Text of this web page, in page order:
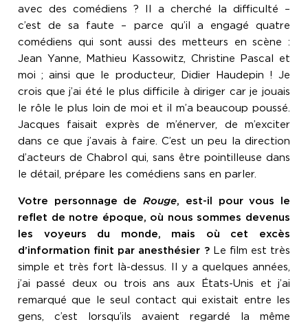
avec des comédiens ? Il a cherché la difficulté –
c’est de sa faute – parce qu’il a engagé quatre
comédiens qui sont aussi des metteurs en scène :
Jean Yanne, Mathieu Kassowitz, Christine Pascal et
moi ; ainsi que le producteur, Didier Haudepin ! Je
crois que j’ai été le plus difficile à diriger car je jouais
le rôle le plus loin de moi et il m’a beaucoup poussé.
Jacques faisait exprès de m’énerver, de m’exciter
dans ce que j’avais à faire. C’est un peu la direction
d’acteurs de Chabrol qui, sans être pointilleuse dans
le détail, prépare les comédiens sans en parler.
Votre personnage deRouge, est-il pour vous le
reflet de notre époque, où nous sommes devenus
les voyeurs du monde, mais où cet excès
d’information finit par anesthésier ?Le film est très
simple et très fort là-dessus. Il y a quelques années,
j’ai passé deux ou trois ans aux États-Unis et j’ai
remarqué que le seul contact qui existait entre les
gens, c’est lorsqu’ils avaient regardé la même